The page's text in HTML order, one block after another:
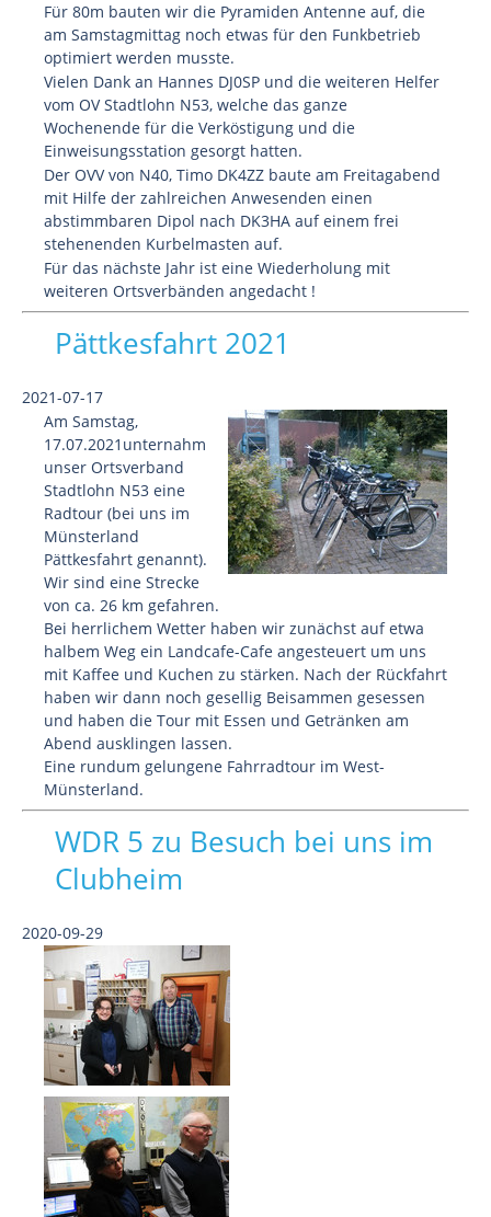
Für 80m bauten wir die Pyramiden Antenne auf, die
am Samstagmittag noch etwas für den Funkbetrieb
optimiert werden musste.
Vielen Dank an Hannes DJ0SP und die weiteren Helfer
vom OV Stadtlohn N53, welche das ganze
Wochenende für die Verköstigung und die
Einweisungsstation gesorgt hatten.
Der OVV von N40, Timo DK4ZZ baute am Freitagabend
mit Hilfe der zahlreichen Anwesenden einen
abstimmbaren Dipol nach DK3HA auf einem frei
stehenenden Kurbelmasten auf.
Für das nächste Jahr ist eine Wiederholung mit
weiteren Ortsverbänden angedacht !
Pättkesfahrt 2021
2021-07-17
Am Samstag,
17.07.2021unternahm
unser Ortsverband
Stadtlohn N53 eine
Radtour (bei uns im
Münsterland
Pättkesfahrt genannt).
Wir sind eine Strecke
von ca. 26 km gefahren.
Bei herrlichem Wetter haben wir zunächst auf etwa
halbem Weg ein Landcafe-Cafe angesteuert um uns
mit Kaffee und Kuchen zu stärken. Nach der Rückfahrt
haben wir dann noch gesellig Beisammen gesessen
und haben die Tour mit Essen und Getränken am
Abend ausklingen lassen.
Eine rundum gelungene Fahrradtour im West-
Münsterland.
WDR 5 zu Besuch bei uns im
Clubheim
2020-09-29